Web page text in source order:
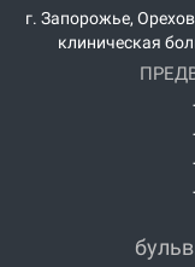
г. Запорожье,
клиническая